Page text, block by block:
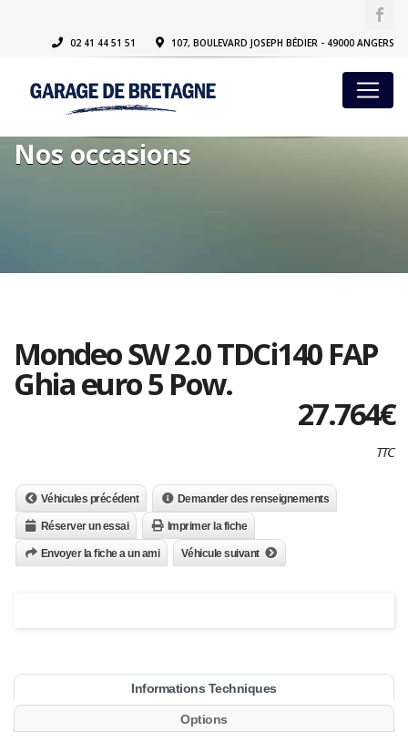
02 41 44 51 51 107, BOULEVARD JOSEPH BÉDIER - 49000 ANGERS
Nos occasions
Mondeo SW 2.0 TDCi140 FAP
Ghia euro 5 Pow.
27.764€
TTC
Véhicules précédent Demander des renseignements
Réserver un essai Imprimer la fiche
Envoyer la fiche a un ami Véhicule suivant
Informations Techniques
Options